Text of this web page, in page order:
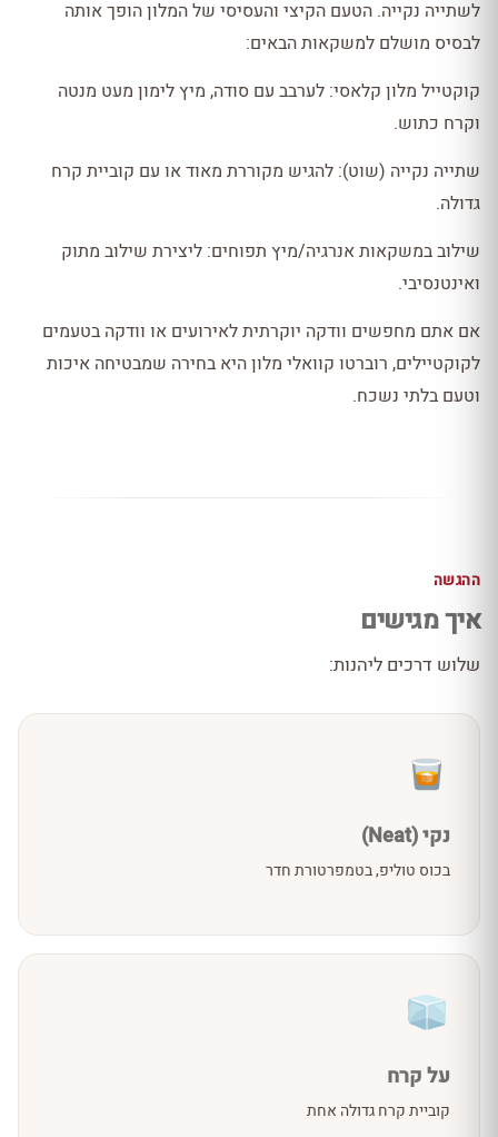
לשתייה נקייה. הטעם הקיצי והעסיסי של המלון הופך אותה
לבסיס מושלם למשקאות הבאים:
קוקטייל מלון קלאסי: לערבב עם סודה, מיץ לימון מעט מנטה
וקרח כתוש.
שתייה נקייה (שוט): להגיש מקוררת מאוד או עם קוביית קרח
גדולה.
שילוב במשקאות אנרגיה/מיץ תפוחים: ליצירת שילוב מתוק
ואינטנסיבי.
אם אתם מחפשים וודקה יוקרתית לאירועים או וודקה בטעמים
לקוקטיילים, רוברטו קוואלי מלון היא בחירה שמבטיחה איכות
וטעם בלתי נשכח.
ההגשה
איך מגישים
שלוש דרכים ליהנות:
נקי (Neat)
בכוס טוליפ, בטמפרטורת חדר
על קרח
קוביית קרח גדולה אחת